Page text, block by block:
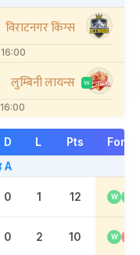
16:00
विराटनगर किंग्स
16:00
लुम्बिनी लायन्स W
D L Pts
Form
A
0 1 12 W
0 2 10 W